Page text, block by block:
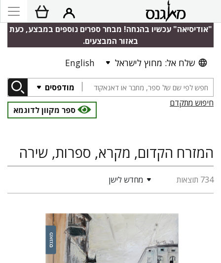
"אודיסיאה" עכשיו בהנחה! מבחר ספרים נוספים במבצע, כעת
באזור המבצעים.
שלח אל: מחוץ לישראל English
מודפסים
חיפוש מתקדם
ספר מקוון לדוגמא
המזרח הקדום, מקרא, ספרות, שירה
734 תוצאות מחדש לישן
ירון ניר פרייזגר